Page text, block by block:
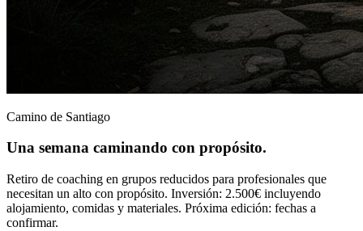
Camino de Santiago
Una semana caminando con propósito.
Retiro de coaching en grupos reducidos para profesionales que
necesitan un alto con propósito. Inversión: 2.500€ incluyendo
alojamiento, comidas y materiales. Próxima edición: fechas a
confirmar.